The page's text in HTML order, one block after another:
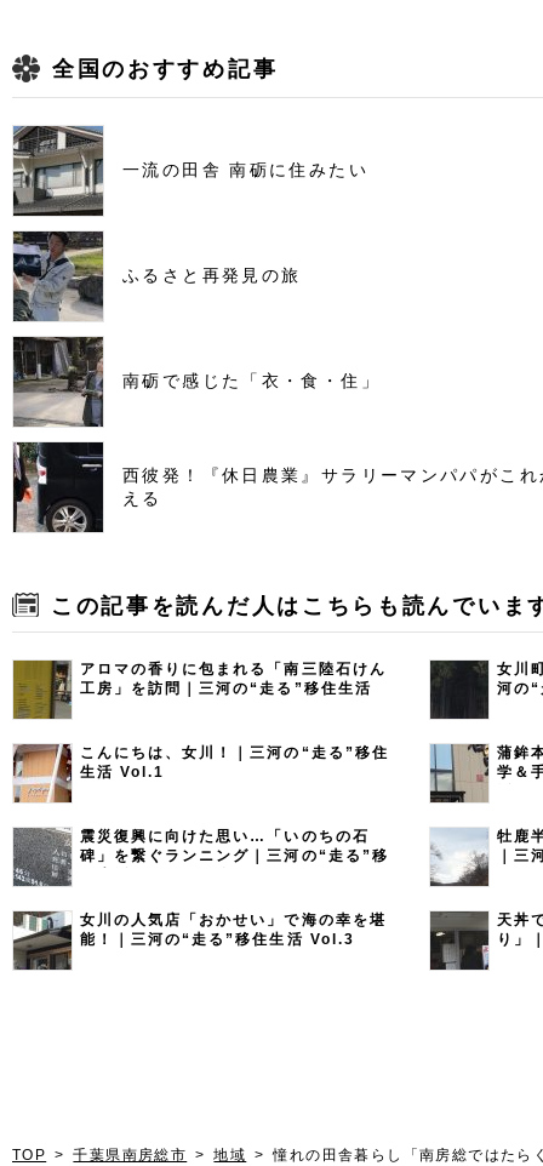
全国のおすすめ記事
一流の田舎 南砺に住みたい
ふるさと再発見の旅
南砺で感じた「衣・食・住」
西彼発！『休日農業』サラリーマンパパがこ
える
この記事を読んだ人はこちらも読んでいま
アロマの香りに包まれる「南三陸石けん
工房」を訪問｜三河の“走る”移住生活
女川
河の
こんにちは、女川！｜三河の“走る”移住
生活 Vol.1
蒲鉾
学＆
震災復興に向けた思い…「いのちの石
碑」を繋ぐランニング｜三河の“走る”移
牡鹿
｜三
女川の人気店「おかせい」で海の幸を堪
能！｜三河の“走る”移住生活 Vol.3
天丼
り」
TOP 千葉県南房総市 地域 憧れの田舎暮らし「南房総ではたら